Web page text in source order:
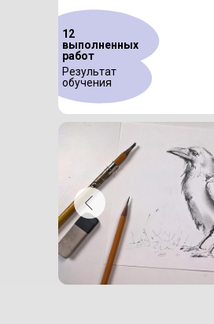
Результат
обучения
12
выполненных
работ